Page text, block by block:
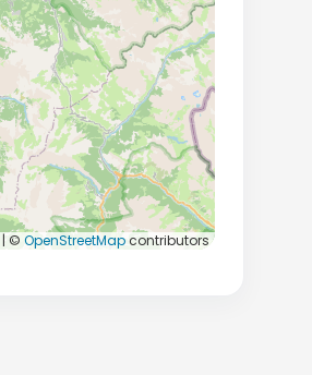
| © OpenStreetMapcontributors